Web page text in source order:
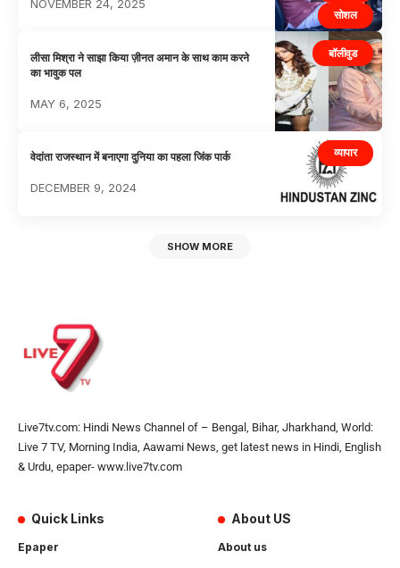
सोशल
NOVEMBER 24, 2025
बॉलीवुड
लीसा मिश्रा ने साझा किया ज़ीनत अमान के साथ काम करने
का भावुक पल
MAY 6, 2025
व्यापार
वेदांता राजस्थान में बनाएगा दुनिया का पहला जिंक पार्क
DECEMBER 9, 2024
SHOW MORE
Live7tv.com: Hindi News Channel of – Bengal, Bihar, Jharkhand, World:
Live 7 TV, Morning India, Aawami News, get latest news in Hindi, English
& Urdu, epaper- www.live7tv.com
Quick Links
Epaper
About US
About us